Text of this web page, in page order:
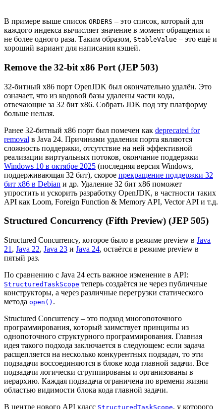
В примере выше список ORDERS – это список, который для
каждого индекса вычисляет значение в момент обращения и
не более одного раза. Таким образом, StableValue – это ещё и
хороший вариант для написания кэшей.
Remove the 32-bit x86 Port (JEP 503)
32-битный x86 порт OpenJDK был окончательно удалён. Это
означает, что из кодовой базы удалены части кода,
отвечающие за 32 бит x86. Собрать JDK под эту платформу
больше нельзя.
Ранее 32-битный x86 порт был помечен как deprecated for
removal в Java 24. Причинами удаления порта являются
сложность поддержки, отсутствие на ней эффективной
реализации виртуальных потоков, окончание поддержки
Windows 10 в октябре 2025 (последняя версия Windows,
поддерживающая 32 бит), скорое прекращение поддержки 32
бит x86 в Debian и др. Удаление 32 бит x86 поможет
упростить и ускорить разработку OpenJDK, в частности таких
API как Loom, Foreign Function & Memory API, Vector API и т.д.
Structured Concurrency (Fifth Preview) (JEP 505)
Structured Concurrency, которое было в режиме preview в Java
21 , Java 22, Java 23 и Java 24, остаётся в режиме preview в
пятый раз.
По сравнению с Java 24 есть важное изменение в API:
StructuredTaskScope теперь создаётся не через публичные
конструкторы, а через различные перегрузки статического
метода open() .
Structured Concurrency – это подход многопоточного
программирования, который заимствует принципы из
однопоточного структурного программирования. Главная
идея такого подхода заключается в следующем: если задача
расщепляется на несколько конкурентных подзадач, то эти
подзадачи воссоединяются в блоке кода главной задачи. Все
подзадачи логически сгруппированы и организованы в
иерархию. Каждая подзадача ограничена по времени жизни
областью видимости блока кода главной задачи.
В центре нового API класс StructuredTaskScope, у которого